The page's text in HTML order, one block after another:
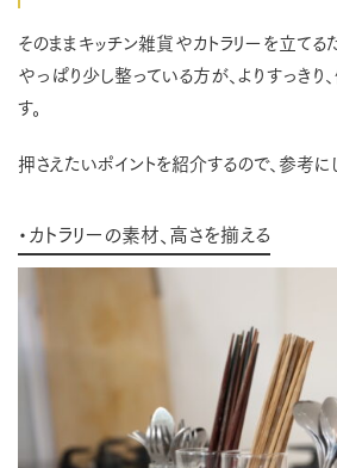
そのままキッチン雑貨やカトラリーを立てる
やっぱり少し整っている方が、よりすっき
す。
押さえたいポイントを紹介するので、参考に
・カトラリーの素材、高さを揃える